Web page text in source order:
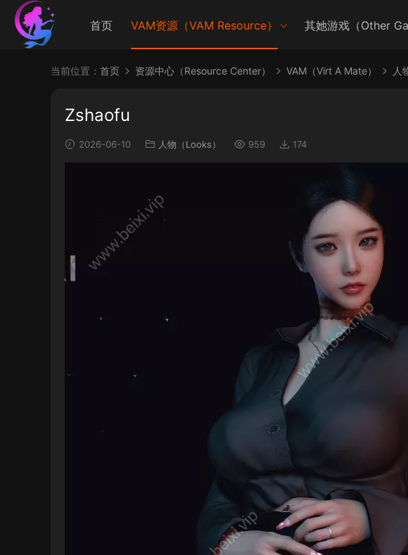
首页 VAM资源（VAM Resource） 其她游戏（Other
当前位置： 首页 资源中心（Resource Center） VAM（Virt A Mate） 人
Zshaofu
2026-06-10 人物（Looks） 959 174